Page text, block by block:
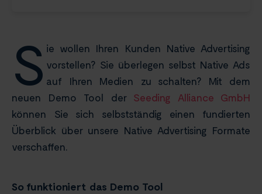
S ie wollen Ihren Kunden Native Advertising
vorstellen? Sie überlegen selbst Native Ads
auf Ihren Medien zu schalten? Mit dem
neuen Demo Tool der Seeding Alliance GmbH
können Sie sich selbstständig einen fundierten
Überblick über unsere Native Advertising Formate
verschaffen.
So funktioniert das Demo Tool